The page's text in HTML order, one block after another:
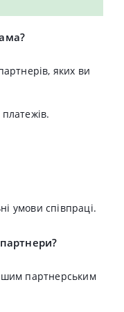
яких ви
платежів.
умови співпраці.
партнерським